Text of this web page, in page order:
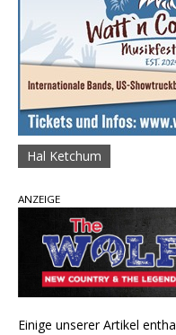
Hal Ketchum
ANZEIGE
Einige unserer Artikel